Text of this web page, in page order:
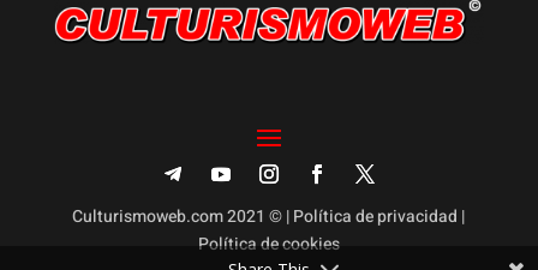
Culturismoweb.com 2021 © |Política de privacidad |
Política de cookies